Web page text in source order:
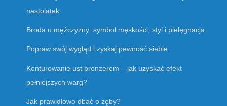
nastolatek
Broda u mężczyzny: symbol męskości, styl i pielęgnacja
Popraw swój wygląd i zyskaj pewność siebie
Konturowanie ust bronzerem – jak uzyskać efekt
pełniejszych warg?
Jak prawidłowo dbać o zęby?